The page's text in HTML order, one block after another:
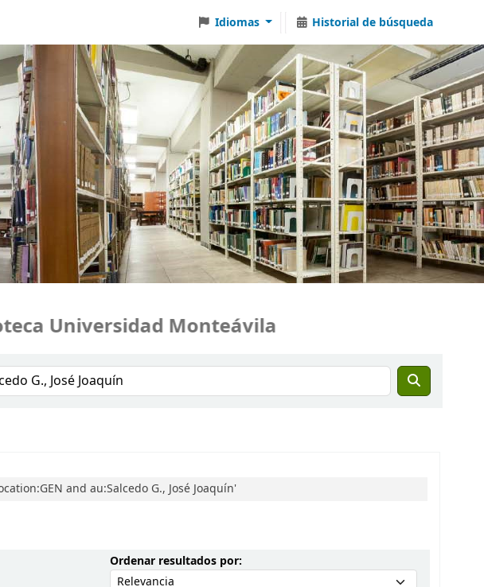
Idiomas Historial de búsqueda
Universidad Monteávila
and au:Salcedo G., José Joaquín'
Ordenar resultados por:Ordenar por: